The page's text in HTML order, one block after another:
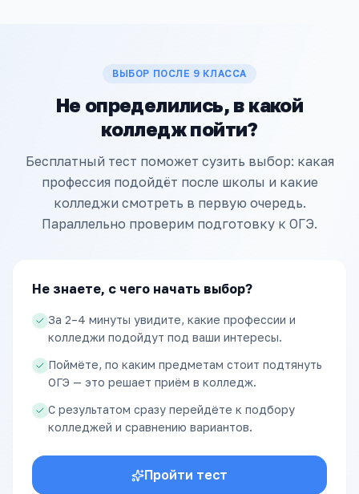
ВЫБОР ПОСЛЕ 9 КЛАССА
Не определились, в какой
колледж пойти?
Бесплатный тест поможет сузить выбор: какая
профессия подойдёт после школы и какие
колледжи смотреть в первую очередь.
Параллельно проверим подготовку к ОГЭ.
Не знаете, с чего начать выбор?
За 2–4 минуты увидите, какие профессии и
колледжи подойдут под ваши интересы.
Поймёте, по каким предметам стоит подтянуть
ОГЭ — это решает приём в колледж.
С результатом сразу перейдёте к подбору
колледжей и сравнению вариантов.
Пройти тест